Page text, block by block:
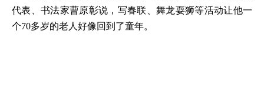
代表、书法家曹原彰说，写春联、舞龙耍狮等活动让他一
个70多岁的老人好像回到了童年。